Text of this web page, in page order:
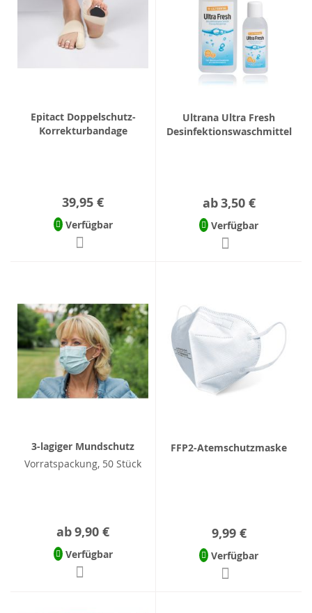
Epitact Doppelschutz-
Korrekturbandage
39,95 €
Verfügbar
Ultrana Ultra Fresh
Desinfektionswaschmittel
ab3,50 €
Verfügbar
3-lagiger Mundschutz
Vorratspackung, 50 Stück
ab9,90 €
Verfügbar
FFP2-Atemschutzmaske
9,99 €
Verfügbar